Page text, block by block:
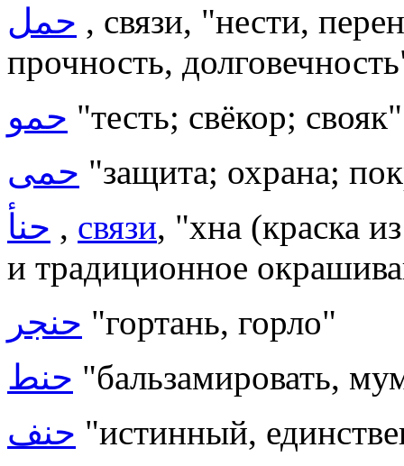
حمل , связи, "нести,
прочность,
حمو "тесть; свёкор; свояк"
حمى "защита; охрана;
حنأ , связи, "хна (краска
и традиционное
حنجر "гортань, горло"
حنط "бальзамировать,
حنف "истинный,